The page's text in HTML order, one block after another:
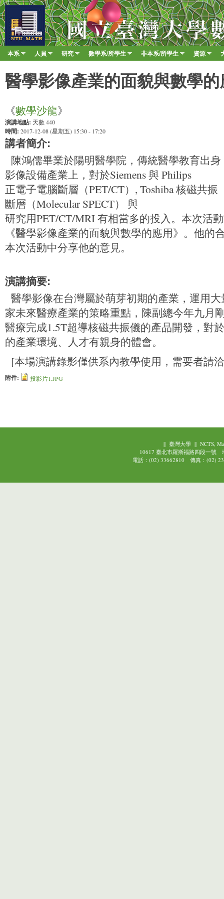
移至
臺
大
數
學
系
Main menu
本系 人員 研究 數學系/所學生 非本系/所學生 資源
醫學影像產業的面貌與數學
《數學沙龍》
演講地點: 天數 440
時間: 2017-12-08 (星期五) 15:30 - 17:20
講者簡介:
陳鴻儒畢業於陽明醫學院，傳統醫學教育出
影像設備產業上，對於Siemens 與 Philips
正電子電腦斷層（PET/CT）, Toshiba 核磁共
斷層（Molecular SPECT） 與
研究用PET/CT/MRI 有相當多的投入。本次活
《醫學影像產業的面貌與數學的應用》。他的
本次活動中分享他的意見。
演講摘要:
醫學影像在台灣屬於萌芽初期的產業，運用
家未來醫療產業的策略重點，陳副總今年九月
醫療完成1.5T超導核磁共振儀的產品開發，對
的產業環境、人才有親身的體會。
[本場演講錄影僅供系內教學使用，需要者請
附件: 投影片1.JPG
|| 臺灣大學|| NCTS,
10617 臺北市羅斯福路四段一號
電話：(02) 33662810 傳真：(02)